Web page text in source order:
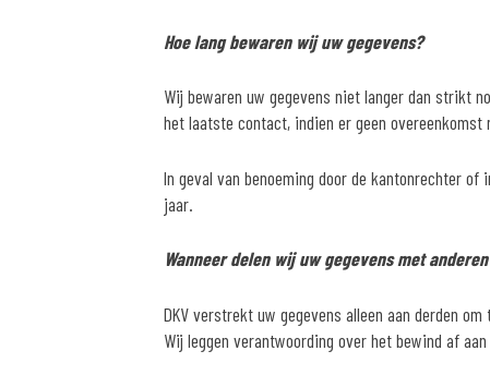
Hoe lang bewaren wij uw gegevens?
Wij bewaren uw gegevens niet langer dan strikt
het laatste contact, indien er geen
In geval van benoeming door de kantonrechter
jaar.
Wanneer delen wij uw gegevens met
DKV verstrekt uw gegevens alleen aan derden
Wij leggen verantwoording over het bewind af